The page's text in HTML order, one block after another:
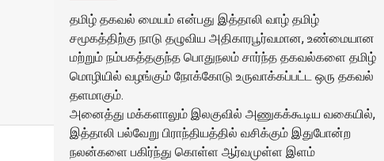
தமிழ் தகவல் மையம் என்பது இத்தாலி வாழ் தமிழ்
சமூகத்திற்கு நாடு தழுவிய அதிகாரபூர்வமான, உண்மையான
மற்றும் நம்பகத்தகுந்த பொதுநலம் சார்ந்த தகவல்களை தமிழ்
மொழியில் வழங்கும் நோக்கோடு உருவாக்கப்பட்ட ஒரு தகவல்
தளமாகும்.
அனைத்து மக்களாலும் இலகுவில் அணுகக்கூடிய வகையில்,
இத்தாலி பல்வேறு பிராந்தியத்தில் வசிக்கும் இதுபோன்ற
நலன்களை பகிர்ந்து கொள்ள ஆர்வமுள்ள இளம்